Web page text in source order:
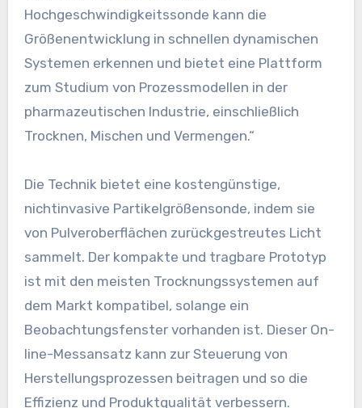
Hochgeschwindigkeitssonde kann die
Größenentwicklung in schnellen dynamischen
Systemen erkennen und bietet eine Plattform
zum Studium von Prozessmodellen in der
pharmazeutischen Industrie, einschließlich
Trocknen, Mischen und Vermengen.“
Die Technik bietet eine kostengünstige,
nichtinvasive Partikelgrößensonde, indem sie
von Pulveroberflächen zurückgestreutes Licht
sammelt. Der kompakte und tragbare Prototyp
ist mit den meisten Trocknungssystemen auf
dem Markt kompatibel, solange ein
Beobachtungsfenster vorhanden ist. Dieser On-
line-Messansatz kann zur Steuerung von
Herstellungsprozessen beitragen und so die
Effizienz und Produktqualität verbessern.